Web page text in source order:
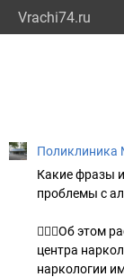
Vrachi74.ru
Какие фразы
проблемы с
👩🏻‍⚕️Об этом
центра
наркологии